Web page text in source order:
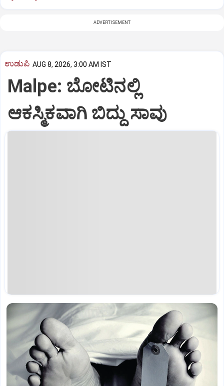
ADVERTISEMENT
ಉಡುಪಿ AUG 8, 2026, 3:00 AM IST
Malpe: ಬೋಟಿನಲ್ಲಿ
ಆಕಸ್ಮಿಕವಾಗಿ ಬಿದ್ದು ಸಾವು